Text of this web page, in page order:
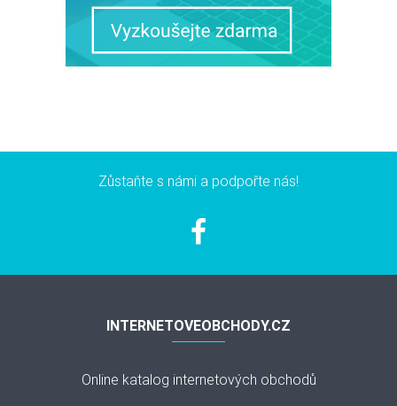
Zůstaňte s námi a podpořte nás!
INTERNETOVEOBCHODY.CZ
Online katalog internetových obchodů